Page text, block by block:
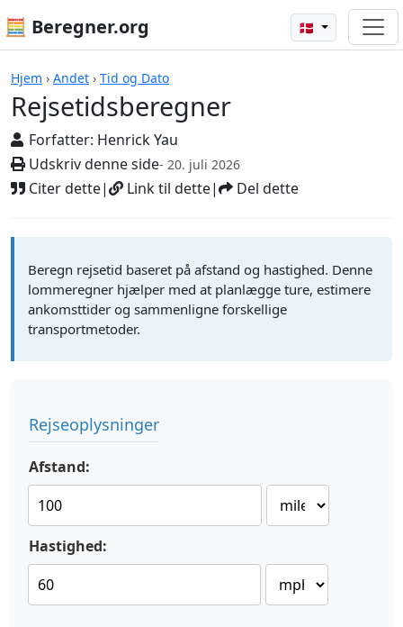
🧮 Beregner.org 🇩🇰
Hjem › Andet › Tid og Dato
Rejsetidsberegner
Forfatter: Henrick Yau
Udskriv denne side- 20. juli 2026
Citer dette| Link til dette| Del dette
Beregnere
Beregn rejsetid baseret på afstand og hastighed. Denne
lommeregner hjælper med at planlægge ture, estimere
ankomsttider og sammenligne forskellige
transportmetoder.
Rejseoplysninger
Afstand:
Hastighed: